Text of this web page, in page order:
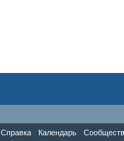
Справка Календарь